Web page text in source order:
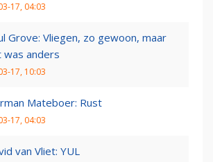
17, 04:03
Grove: Vliegen, zo gewoon, maar
was anders
17, 10:03
Mateboer: Rust
17, 04:03
van Vliet: YUL